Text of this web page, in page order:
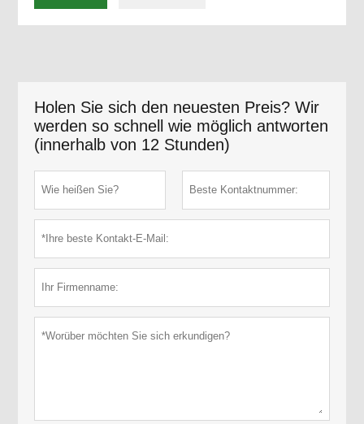
Holen Sie sich den neuesten Preis? Wir
werden so schnell wie möglich antworten
(innerhalb von 12 Stunden)